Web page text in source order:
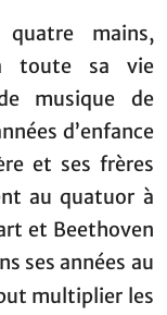
mains,
toute sa vie
musique de
d’enfance
et ses frères
au quatuor à
et Beethoven
ses années au
multiplier les